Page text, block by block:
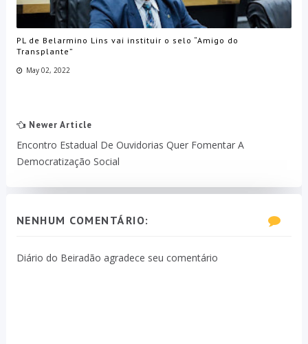
PL de Belarmino Lins vai instituir o selo “Amigo do
Transplante”
May 02, 2022
Newer Article
Encontro Estadual De Ouvidorias Quer Fomentar A
Democratização Social
NENHUM COMENTÁRIO:
Diário do Beiradão agradece seu comentário